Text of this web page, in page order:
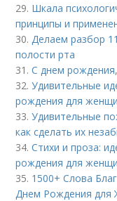
29. Шкала
принципы и
30. Делаем разбор
полости рта
31.С днем
32.Удивительные
рождения для
33.Удивительные
как сделать их
34.Стихи и проза:
рождения для
35. 1500+ Слова
Днем Рождения для